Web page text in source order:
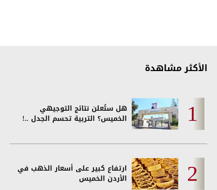
الأكثر مشاهدة
هل ستُعلن نتائج التوجيهي
الخميس؟ التربية تحسم الجدل ..!
ارتفاع كبير على أسعار الذهب في
الأردن الخميس